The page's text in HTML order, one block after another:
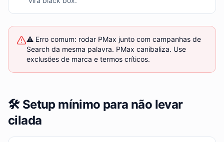
⚠️ Erro comum: rodar PMax junto com campanhas de
Search da mesma palavra. PMax canibaliza. Use
exclusões de marca e termos críticos.
🛠️ Setup mínimo para não levar
cilada